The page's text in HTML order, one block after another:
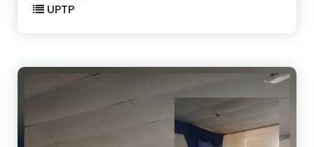
UPTP